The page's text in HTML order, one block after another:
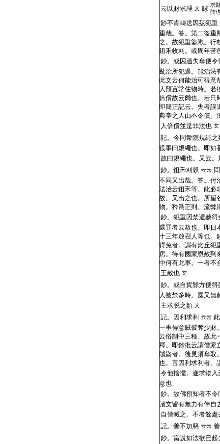
云以財求理 文 賕 求
賄
鈔不肯轉送因茲犯重
重哉。答。第二盜重
之。故犯重盜歟。行
鉏禾收刈。或周年苦
鈔。或因過失奪便令
亂治所犯過。能治法
此文云何能治可得意
人預置常住物時。若
倍償故云爾也。若只
即簡正記云。失者誤
典掌之人由不令償。
人倍償並是非法也 文
記。今同衆院規繩之
役事曰規繩也。即如
故曰規繩也。又云。
鈔。鉏禾刈穀 云云
不同又出哉。答。付
法治云鉏禾等。此必
故。又出之也。所望
物。矜爲正則。流弊
鈔。犯重因禁遭赦得
還罪者云赦也。即日
十三年放召人等也。
得免者。謂有比丘犯
房。待有國家恩赦到
中何有此事。一者不
王赦也 文
鈔。或自貨賕方便得
人被禁多時。國又無
主求脱之類 文
記。因利求利 云云
一事得意賊彼奪少財
云俗制中三種。故此
釋。即鈔批云謂僧家
賊盜者。後見須奪取
也。言因利求利者。
令他捨慳。遂求物入
意也
鈔。故佛預知者不令
諸文皆有無力有伴自
自僧滅之。不者餘處
記。善不加惡 云云
鈔。當説如法欲已起